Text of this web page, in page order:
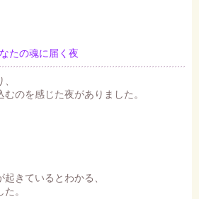
たの魂に届く夜
のを感じた夜がありました。
きているとわかる、
。